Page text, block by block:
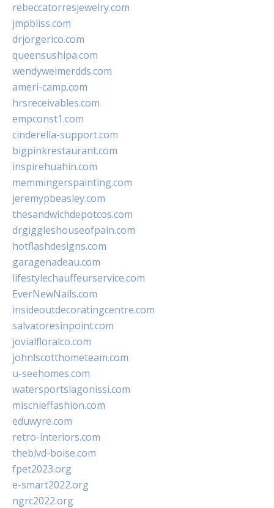
rebeccatorresjewelry.com
jmpbliss.com
drjorgerico.com
queensushipa.com
wendyweimerdds.com
ameri-camp.com
hrsreceivables.com
empconst1.com
cinderella-support.com
bigpinkrestaurant.com
inspirehuahin.com
memmingerspainting.com
jeremypbeasley.com
thesandwichdepotcos.com
drgiggleshouseofpain.com
hotflashdesigns.com
garagenadeau.com
lifestylechauffeurservice.com
EverNewNails.com
insideoutdecoratingcentre.com
salvatoresinpoint.com
jovialfloralco.com
johnlscotthometeam.com
u-seehomes.com
watersportslagonissi.com
mischieffashion.com
eduwyre.com
retro-interiors.com
theblvd-boise.com
fpet2023.org
e-smart2022.org
ngrc2022.org